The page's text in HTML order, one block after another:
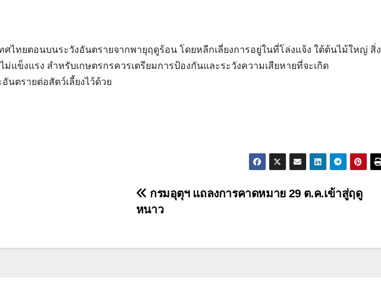
ไทยตอนบนระวังอันตรายจากพายุฤดูร้อน โดยหลีกเลี่ยงการอยู่ในที่โล่งแจ้ง ใต้ต้นไม้ใหญ่ สิ่ง
แข็งแรง สำหรับเกษตรกรควรเตรียมการป้องกันและระวังความเสียหายที่จะเกิด
นตรายต่อสัตว์เลี้ยงไว้ด้วย
กรมอุตุฯ แถลงการคาดหมาย 29 ต.ค.เข้าสู่ฤดู
หนาว